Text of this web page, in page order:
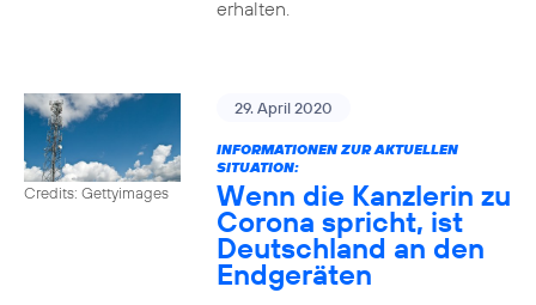
erhalten.
Credits: Gettyimages
29. April 2020
INFORMATIONEN ZUR AKTUELLEN
SITUATION:
Wenn die Kanzlerin zu
Corona spricht, ist
Deutschland an den
Endgeräten